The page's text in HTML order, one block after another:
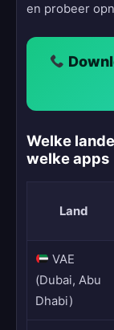
en probeer
Welke
welke apps
Land
VAE
(Dubai, Abu
Dhabi)